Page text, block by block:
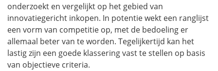
onderzoekt en vergelijkt op het gebied van
innovatiegericht inkopen. In potentie wekt een ranglijst
een vorm van competitie op, met de bedoeling er
allemaal beter van te worden. Tegelijkertijd kan het
lastig zijn een goede klassering vast te stellen op basis
van objectieve criteria.